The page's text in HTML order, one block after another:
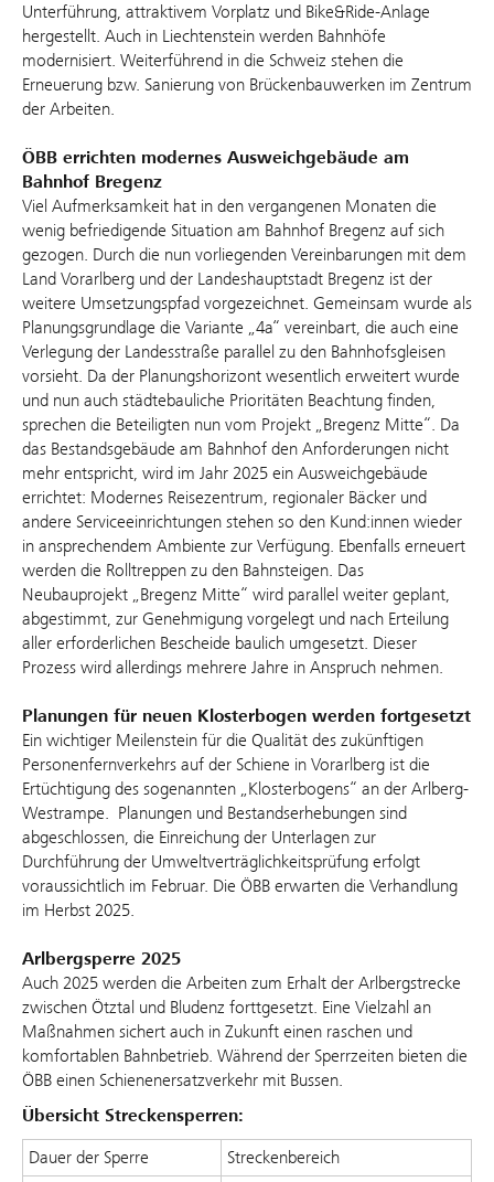
Unterführung, attraktivem Vorplatz und Bike&Ride-Anlage
hergestellt. Auch in Liechtenstein werden Bahnhöfe
modernisiert. Weiterführend in die Schweiz stehen die
Erneuerung bzw. Sanierung von Brückenbauwerken im Zentrum
der Arbeiten.
ÖBB errichten modernes Ausweichgebäude am
Bahnhof Bregenz
Viel Aufmerksamkeit hat in den vergangenen Monaten die
wenig befriedigende Situation am Bahnhof Bregenz auf sich
gezogen. Durch die nun vorliegenden Vereinbarungen mit dem
Land Vorarlberg und der Landeshauptstadt Bregenz ist der
weitere Umsetzungspfad vorgezeichnet. Gemeinsam wurde als
Planungsgrundlage die Variante „4a“ vereinbart, die auch eine
Verlegung der Landesstraße parallel zu den Bahnhofsgleisen
vorsieht. Da der Planungshorizont wesentlich erweitert wurde
und nun auch städtebauliche Prioritäten Beachtung finden,
sprechen die Beteiligten nun vom Projekt „Bregenz Mitte“. Da
das Bestandsgebäude am Bahnhof den Anforderungen nicht
mehr entspricht, wird im Jahr 2025 ein Ausweichgebäude
errichtet: Modernes Reisezentrum, regionaler Bäcker und
andere Serviceeinrichtungen stehen so den Kund:innen wieder
in ansprechendem Ambiente zur Verfügung. Ebenfalls erneuert
werden die Rolltreppen zu den Bahnsteigen. Das
Neubauprojekt „Bregenz Mitte“ wird parallel weiter geplant,
abgestimmt, zur Genehmigung vorgelegt und nach Erteilung
aller erforderlichen Bescheide baulich umgesetzt. Dieser
Prozess wird allerdings mehrere Jahre in Anspruch nehmen.
Planungen für neuen Klosterbogen werden fortgesetzt
Ein wichtiger Meilenstein für die Qualität des zukünftigen
Personenfernverkehrs auf der Schiene in Vorarlberg ist die
Ertüchtigung des sogenannten „Klosterbogens“ an der Arlberg-
Westrampe. Planungen und Bestandserhebungen sind
abgeschlossen, die Einreichung der Unterlagen zur
Durchführung der Umweltverträglichkeitsprüfung erfolgt
voraussichtlich im Februar. Die ÖBB erwarten die Verhandlung
im Herbst 2025.
Arlbergsperre 2025
Auch 2025 werden die Arbeiten zum Erhalt der Arlbergstrecke
zwischen Ötztal und Bludenz forttgesetzt. Eine Vielzahl an
Maßnahmen sichert auch in Zukunft einen raschen und
komfortablen Bahnbetrieb. Während der Sperrzeiten bieten die
ÖBB einen Schienenersatzverkehr mit Bussen.
Übersicht Streckensperren:
Dauer der Sperre
Streckenbereich